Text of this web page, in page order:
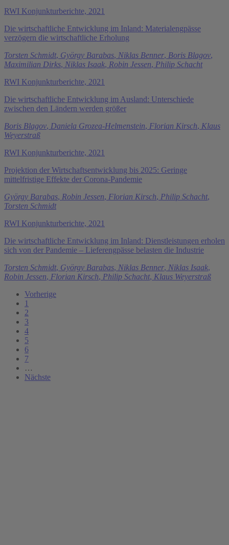
RWI Konjunkturberichte, 2021
Die wirtschaftliche Entwicklung im Inland: Materialengpässe
verzögern die wirtschaftliche Erholung
Torsten Schmidt, György Barabas, Niklas Benner, Boris Blagov,
Maximilian Dirks, Niklas Isaak, Robin Jessen, Philip Schacht
RWI Konjunkturberichte, 2021
Die wirtschaftliche Entwicklung im Ausland: Unterschiede
zwischen den Ländern werden größer
Boris Blagov, Daniela Grozea-Helmenstein, Florian Kirsch, Klaus
Weyerstraß
RWI Konjunkturberichte, 2021
Projektion der Wirtschaftsentwicklung bis 2025: Geringe
mittelfristige Effekte der Corona-Pandemie
György Barabas, Robin Jessen, Florian Kirsch, Philip Schacht,
Torsten Schmidt
RWI Konjunkturberichte, 2021
Die wirtschaftliche Entwicklung im Inland: Dienstleistungen erholen
sich von der Pandemie – Lieferengpässe belasten die Industrie
Torsten Schmidt, György Barabas, Niklas Benner, Niklas Isaak,
Robin Jessen, Florian Kirsch, Philip Schacht, Klaus Weyerstraß
Vorherige
1
2
3
4
5
6
7
…
Nächste